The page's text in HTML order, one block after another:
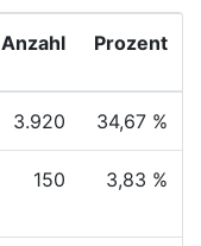
Anzahl Prozent
3.920 34,67 %
150 3,83 %